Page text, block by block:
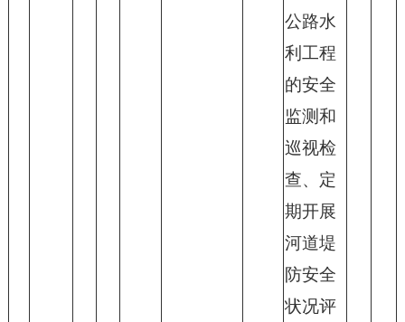
公路水
利工程
的安全
监测和
巡视检
查、定
期开展
河道堤
防安全
状况评